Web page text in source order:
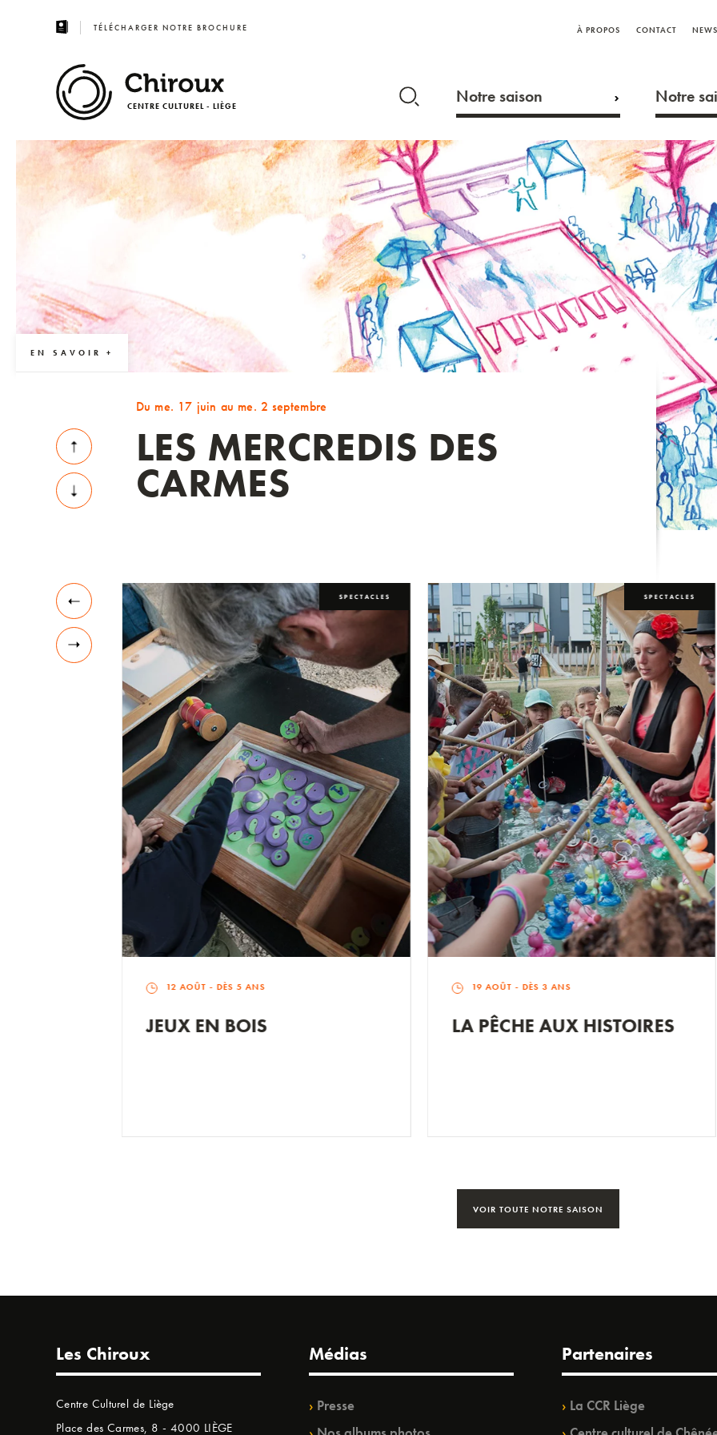
TÉLÉCHARGER NOTRE BROCHURE À PROPOS CONTACT
CENTRE CULTUREL - LIÈGE Notre saison Notre
EN SAVOIR +
Du me. 17 juin au me. 2 septembre
LES MERCREDIS DES
CARMES
EXPOSITIONS SPECTACLES
12 AOÛT - DÈS 5 ANS
JEUX EN BOIS
SPECTACLES
19 AOÛT - DÈS 3 ANS
LA PÊCHE AUX HISTOIRES
VOIR TOUTE NOTRE SAISON
Les Chiroux
Centre Culturel de Liège
Place des Carmes, 8 - 4000 LIÈGE
Médias
Presse
Partenaires
La CCR Liège